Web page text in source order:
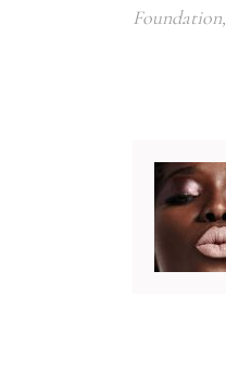
Foundation,